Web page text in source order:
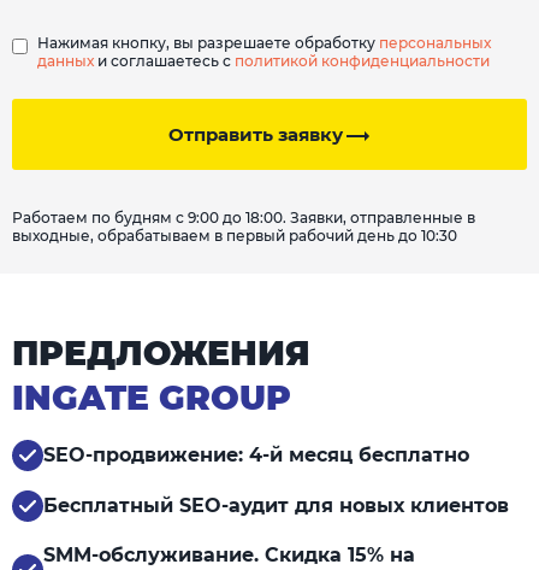
Отправить заявку
Нажимая кнопку, вы разрешаете обработку персональных
данных и соглашаетесь с политикой конфиденциальности
Работаем по будням с 9:00 до 18:00. Заявки, отправленные в
выходные, обрабатываем в первый рабочий день до 10:30
ПРЕДЛОЖЕНИЯ
INGATE GROUP
SEO-продвижение: 4-й месяц бесплатно
Бесплатный SEO-аудит для новых клиентов
SMM-обслуживание. Скидка 15% на